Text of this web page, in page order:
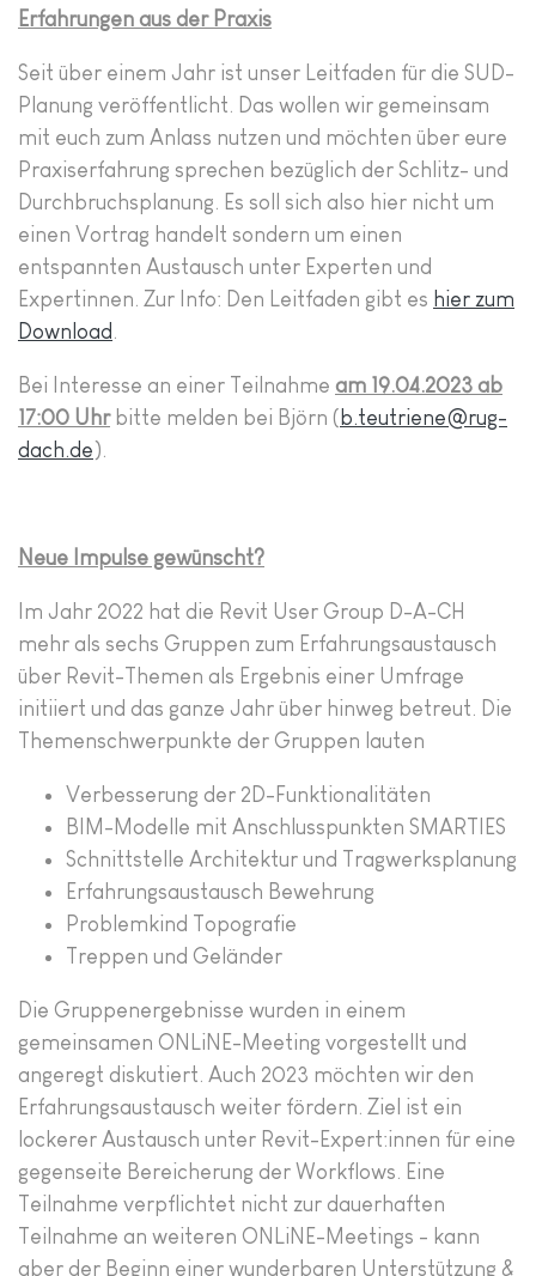
Erfahrungen aus der Praxis
Seit über einem Jahr ist unser Leitfaden für die SUD-
Planung veröffentlicht. Das wollen wir gemeinsam
mit euch zum Anlass nutzen und möchten über eure
Praxiserfahrung sprechen bezüglich der Schlitz- und
Durchbruchsplanung. Es soll sich also hier nicht um
einen Vortrag handelt sondern um einen
entspannten Austausch unter Experten und
Expertinnen. Zur Info: Den Leitfaden gibt es hier zum
Download
Bei Interesse an einer Teilnahme am 19.04.2023 ab
17:00 Uhrbitte melden bei Björn ( b.teutriene@rug-
dach.de).
Neue Impulse gewünscht?
Im Jahr 2022 hat die Revit User Group D-A-CH
mehr als sechs Gruppen zum Erfahrungsaustausch
über Revit-Themen als Ergebnis einer Umfrage
initiiert und das ganze Jahr über hinweg betreut. Die
Themenschwerpunkte der Gruppen lauten
Verbesserung der 2D-Funktionalitäten
BIM-Modelle mit Anschlusspunkten SMARTIES
Schnittstelle Architektur und Tragwerksplanung
Erfahrungsaustausch Bewehrung
Problemkind Topografie
Treppen und Geländer
Die Gruppenergebnisse wurden in einem
gemeinsamen ONLiNE-Meeting vorgestellt und
angeregt diskutiert. Auch 2023 möchten wir den
Erfahrungsaustausch weiter fördern. Ziel ist ein
lockerer Austausch unter Revit-Expert:innen für eine
gegenseite Bereicherung der Workflows. Eine
Teilnahme verpflichtet nicht zur dauerhaften
Teilnahme an weiteren ONLiNE-Meetings - kann
aber der Beginn einer wunderbaren Unterstützung &